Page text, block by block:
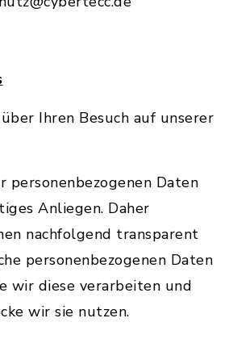
Ihren Besuch auf unserer
personenbezogenen Daten
Anliegen. Daher
nachfolgend transparent
personenbezogenen Daten
wir diese verarbeiten und
wir sie nutzen.